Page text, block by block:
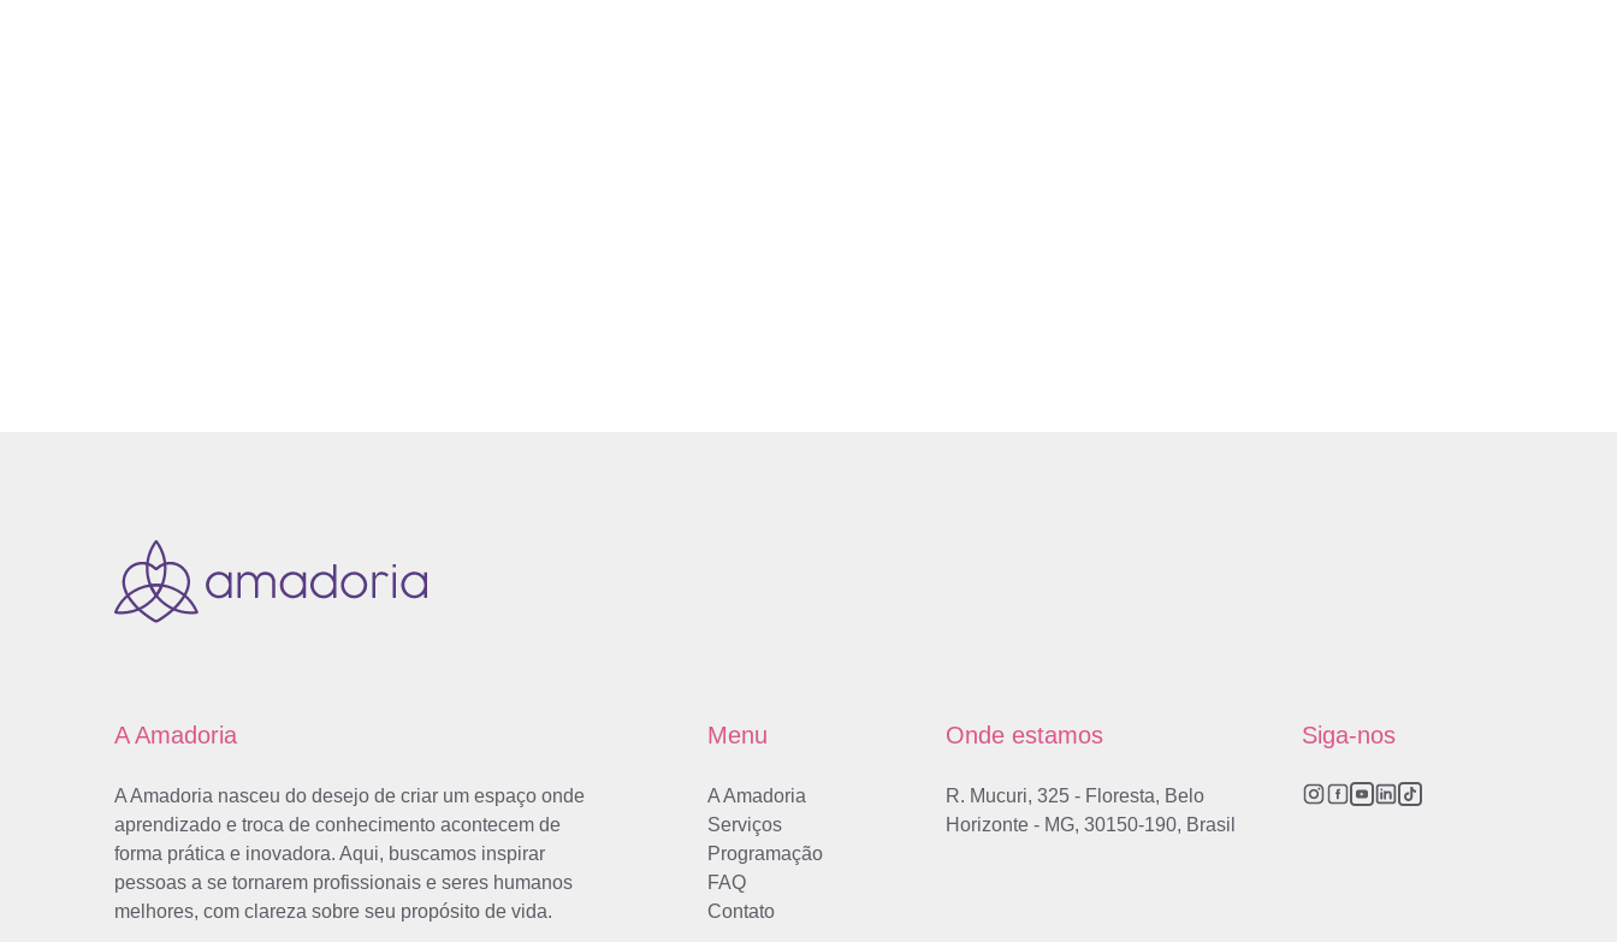
A Amadoria
A Amadoria nasceu do desejo de criar um espaço onde
aprendizado e troca de conhecimento acontecem de
forma prática e inovadora. Aqui, buscamos inspirar
pessoas a se tornarem profissionais e seres humanos
melhores, com clareza sobre seu propósito de vida.
Menu
A Amadoria
Serviços
Programação
FAQ
Contato
Onde estamos
R. Mucuri, 325 - Floresta, Belo
Horizonte - MG, 30150-190, Brasil
Siga-nos